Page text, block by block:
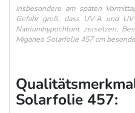
Insbesondere am späten
Gefahr groß, dass UV-A und
Natriumhypochlorit zersetzen.
Miganeo Solarfolie 457 cm
Solarfolie 457: